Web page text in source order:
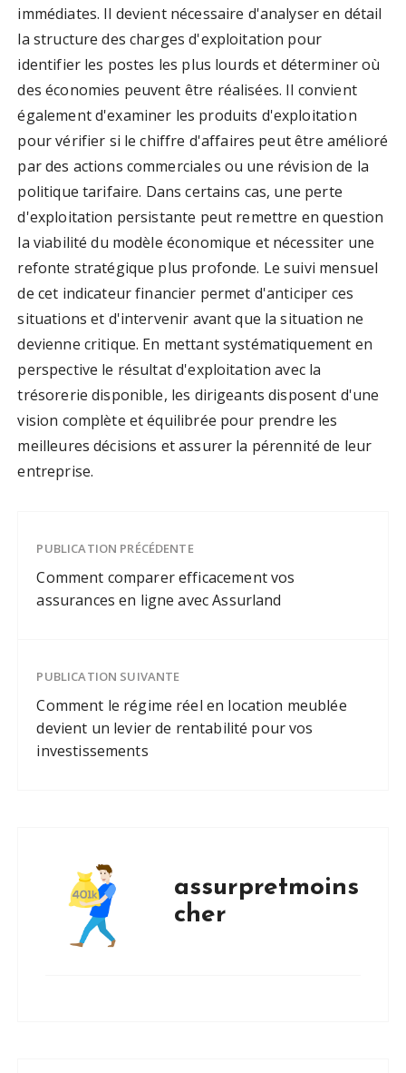
immédiates. Il devient nécessaire d'analyser en détail
la structure des charges d'exploitation pour
identifier les postes les plus lourds et déterminer où
des économies peuvent être réalisées. Il convient
également d'examiner les produits d'exploitation
pour vérifier si le chiffre d'affaires peut être amélioré
par des actions commerciales ou une révision de la
politique tarifaire. Dans certains cas, une perte
d'exploitation persistante peut remettre en question
la viabilité du modèle économique et nécessiter une
refonte stratégique plus profonde. Le suivi mensuel
de cet indicateur financier permet d'anticiper ces
situations et d'intervenir avant que la situation ne
devienne critique. En mettant systématiquement en
perspective le résultat d'exploitation avec la
trésorerie disponible, les dirigeants disposent d'une
vision complète et équilibrée pour prendre les
meilleures décisions et assurer la pérennité de leur
entreprise.
PUBLICATION PRÉCÉDENTE
Comment comparer efficacement vos
assurances en ligne avec Assurland
PUBLICATION SUIVANTE
Comment le régime réel en location meublée
devient un levier de rentabilité pour vos
investissements
assurpretmoins
cher